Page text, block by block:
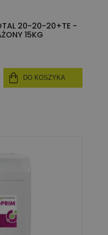
20-20-20+TE -
15KG
DO KOSZYKA